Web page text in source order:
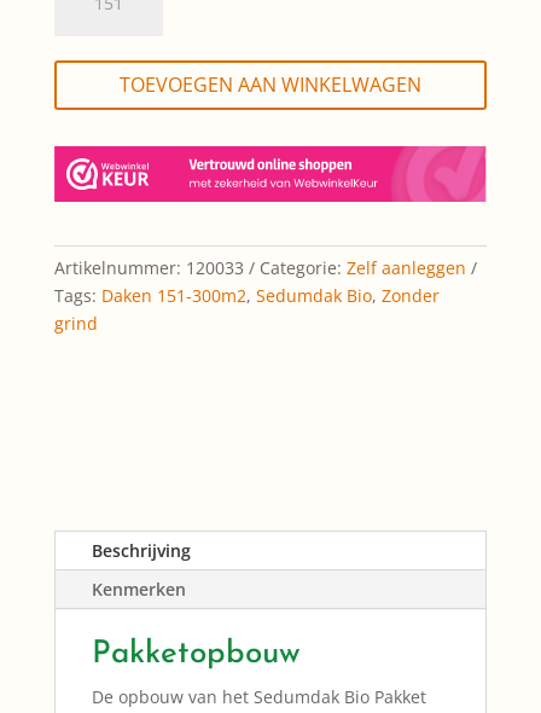
aanleggen
(opp.
300m2,
zonder
quantity
TOEVOEGEN AAN WINKELWAGEN
Artikelnummer: 120033 Categorie: Zelf aanleggen
Tags: Daken 151-300m2, Sedumdak Bio, Zonder
grind
Beschrijving
Kenmerken
Pakketopbouw
De opbouw van het Sedumdak Bio Pakket